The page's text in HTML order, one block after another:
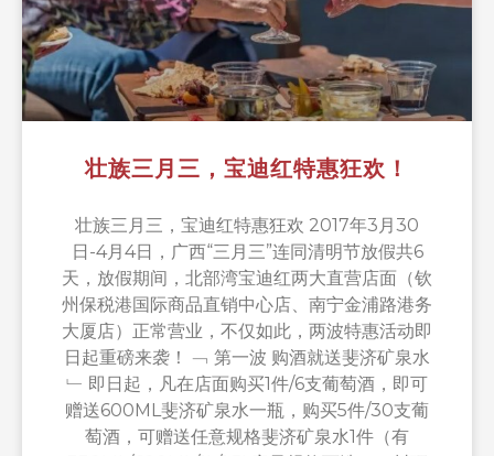
壮族三月三，宝迪红特惠狂欢！
壮族三月三，宝迪红特惠狂欢 2017年3月30
日-4月4日，广西“三月三”连同清明节放假共6
天，放假期间，北部湾宝迪红两大直营店面（钦
州保税港国际商品直销中心店、南宁金浦路港务
大厦店）正常营业，不仅如此，两波特惠活动即
日起重磅来袭！ ﹁ 第一波 购酒就送斐济矿泉水
﹂ 即日起，凡在店面购买1件/6支葡萄酒，即可
赠送600ML斐济矿泉水一瓶，购买5件/30支葡
萄酒，可赠送任意规格斐济矿泉水1件（有